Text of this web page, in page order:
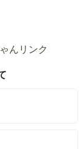
んリンク